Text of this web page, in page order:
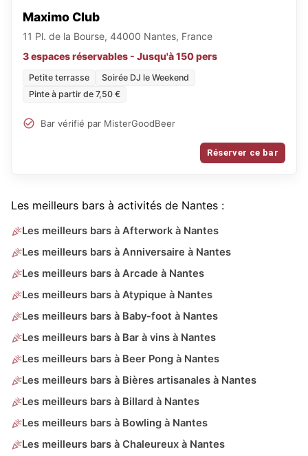
Maximo Club
11 Pl. de la Bourse, 44000 Nantes, France
3 espaces réservables - Jusqu'à 150 pers
Petite terrasse
Soirée DJ le Weekend
Pinte à partir de 7,50 €
Bar vérifié par MisterGoodBeer
Réserver ce bar
Les meilleurs bars à activités de Nantes :
Les meilleurs bars à Afterwork à Nantes
Les meilleurs bars à Anniversaire à Nantes
Les meilleurs bars à Arcade à Nantes
Les meilleurs bars à Atypique à Nantes
Les meilleurs bars à Baby-foot à Nantes
Les meilleurs bars à Bar à vins à Nantes
Les meilleurs bars à Beer Pong à Nantes
Les meilleurs bars à Bières artisanales à Nantes
Les meilleurs bars à Billard à Nantes
Les meilleurs bars à Bowling à Nantes
Les meilleurs bars à Chaleureux à Nantes